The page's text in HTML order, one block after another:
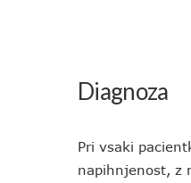
Diagnoza
Pri vsaki
napihnjenost, z